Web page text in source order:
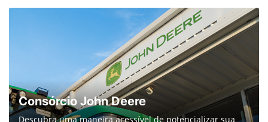
Consórcio John Deere
Descubra uma maneira acessível de potencializar sua